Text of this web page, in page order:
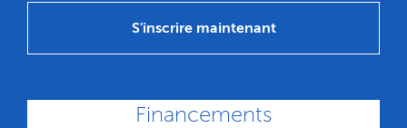
S'inscrire maintenant
Financements